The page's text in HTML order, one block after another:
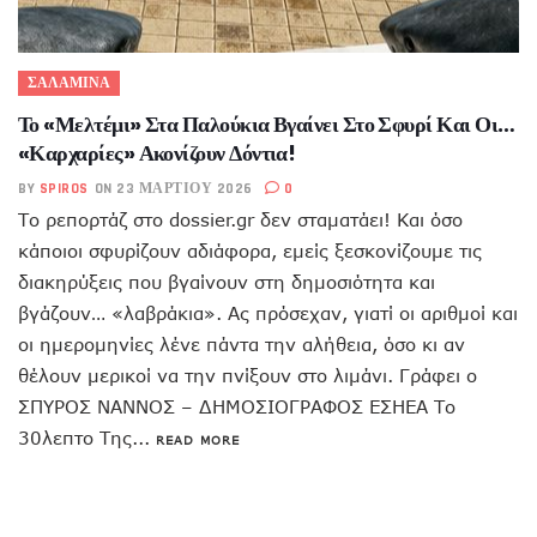
ΣΑΛΑΜΙΝΑ
Το «Μελτέμι» Στα Παλούκια Βγαίνει Στο Σφυρί Και Οι…
«Καρχαρίες» Ακονίζουν Δόντια!
BY SPIROS ON 23 ΜΑΡΤΊΟΥ 2026 0
Το ρεπορτάζ στο dossier.gr δεν σταματάει! Και όσο
κάποιοι σφυρίζουν αδιάφορα, εμείς ξεσκονίζουμε τις
διακηρύξεις που βγαίνουν στη δημοσιότητα και
βγάζουν… «λαβράκια». Ας πρόσεχαν, γιατί οι αριθμοί και
οι ημερομηνίες λένε πάντα την αλήθεια, όσο κι αν
θέλουν μερικοί να την πνίξουν στο λιμάνι. Γράφει ο
ΣΠΥΡΟΣ ΝΑΝΝΟΣ – ΔΗΜΟΣΙΟΓΡΑΦΟΣ ΕΣΗΕΑ Το
30λεπτο Της... READ MORE